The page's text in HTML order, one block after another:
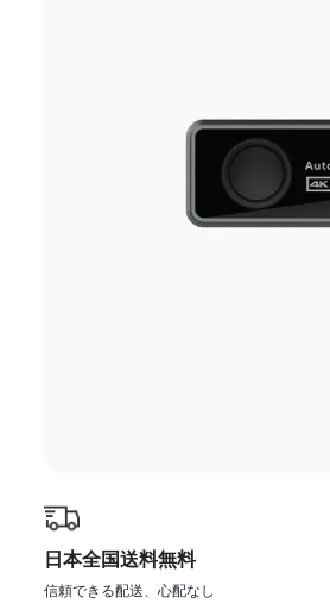
日本全国送料無料
信頼できる配送、心配なし